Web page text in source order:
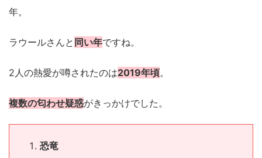
年。
ラウールさんと 同い年ですね。
2人の熱愛が噂されたのは2019年頃。
複数の匂わせ疑惑がきっかけでした。
恐竜